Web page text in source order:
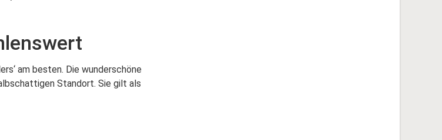
am besten. Die wunderschöne
Standort. Sie gilt als